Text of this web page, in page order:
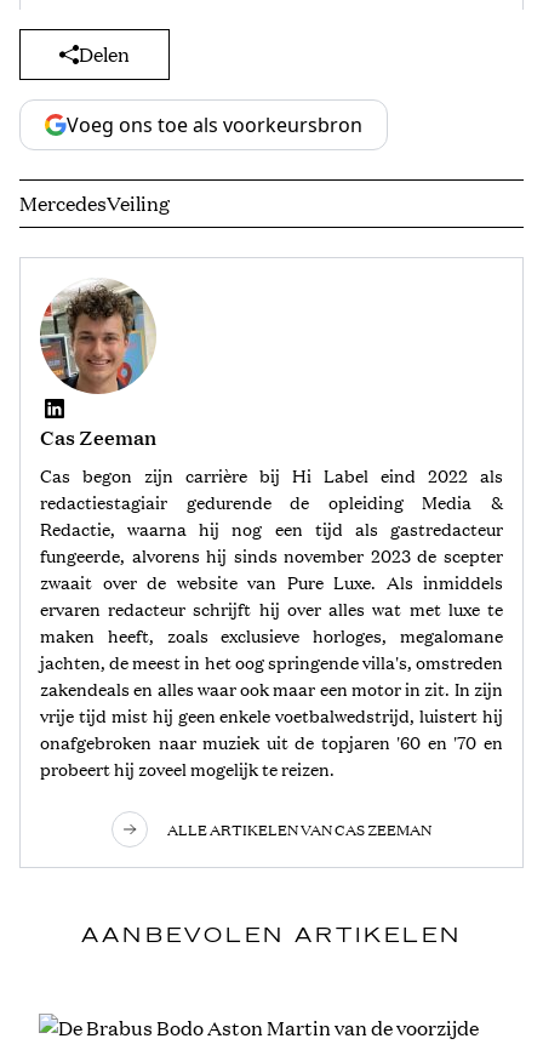
Delen
Voeg ons toe als voorkeursbron
MercedesVeiling
Cas Zeeman
Cas begon zijn carrière bij Hi Label eind 2022 als
redactiestagiair gedurende de opleiding Media &
Redactie, waarna hij nog een tijd als gastredacteur
fungeerde, alvorens hij sinds november 2023 de scepter
zwaait over de website van Pure Luxe. Als inmiddels
ervaren redacteur schrijft hij over alles wat met luxe te
maken heeft, zoals exclusieve horloges, megalomane
jachten, de meest in het oog springende villa's, omstreden
zakendeals en alles waar ook maar een motor in zit. In zijn
vrije tijd mist hij geen enkele voetbalwedstrijd, luistert hij
onafgebroken naar muziek uit de topjaren '60 en '70 en
probeert hij zoveel mogelijk te reizen.
ALLE ARTIKELEN VAN CAS ZEEMAN
AANBEVOLEN ARTIKELEN